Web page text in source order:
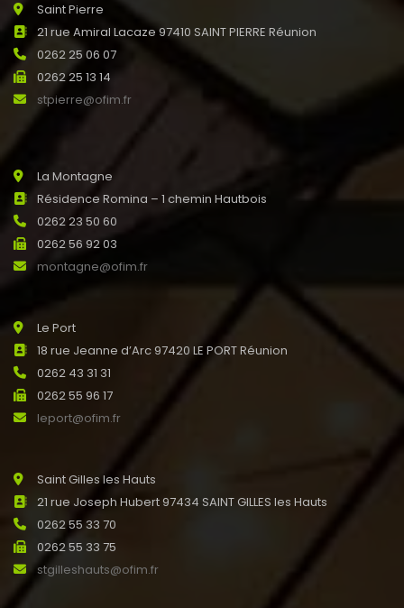
Saint Pierre
21 rue Amiral Lacaze 97410 SAINT PIERRE Réunion
0262 25 06 07
0262 25 13 14
stpierre@ofim.fr
La Montagne
Résidence Romina – 1 chemin Hautbois
0262 23 50 60
0262 56 92 03
montagne@ofim.fr
Le Port
18 rue Jeanne d’Arc 97420 LE PORT Réunion
0262 43 31 31
0262 55 96 17
leport@ofim.fr
Saint Gilles les Hauts
21 rue Joseph Hubert 97434 SAINT GILLES les Hauts
0262 55 33 70
0262 55 33 75
stgilleshauts@ofim.fr